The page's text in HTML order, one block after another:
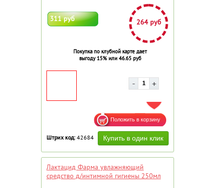
311 руб 264 руб
Покупка по клубной карте дает
выгоду 15% или 46.65 руб
ДОБАВИТЬ В ИЗБРАННОЕ
Штрих код: 42684
Лактацид Фарма увлажняющий
средство д/интимной гигиены 250мл